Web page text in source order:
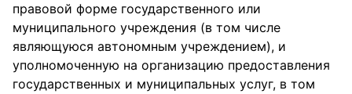
правовой форме государственного или
муниципального учреждения (в том числе
являющуюся автономным учреждением), и
уполномоченную на организацию предоставления
государственных и муниципальных услуг, в том